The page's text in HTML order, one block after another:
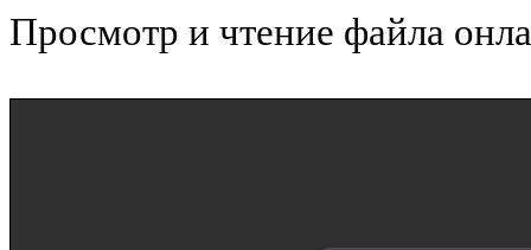
Просмотр и чтение файла